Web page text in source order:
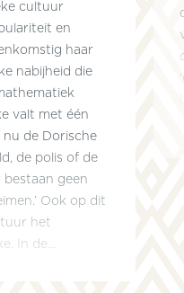
cultuur
en
haar
nabijheid die
valt met één
de Dorische
de polis of de
bestaan geen
Ook op dit
het
In de...